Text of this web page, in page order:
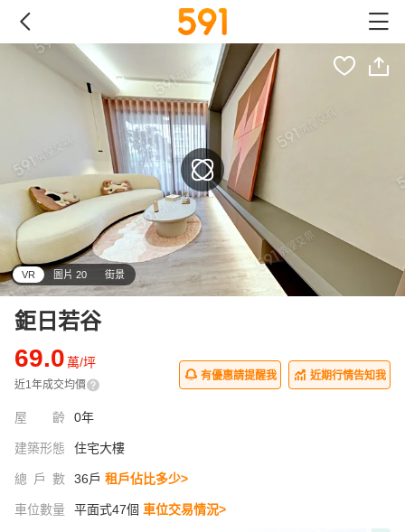
VR 圖片 20 街景
鉅日若谷
69.0萬/坪
近1年成交均價
有優惠請提醒我 近期行情告知我
屋齡 0年
建築形態 住宅大樓
總戶數 36戶 租戶佔比多少>
車位數量 平面式47個 車位交易情況>